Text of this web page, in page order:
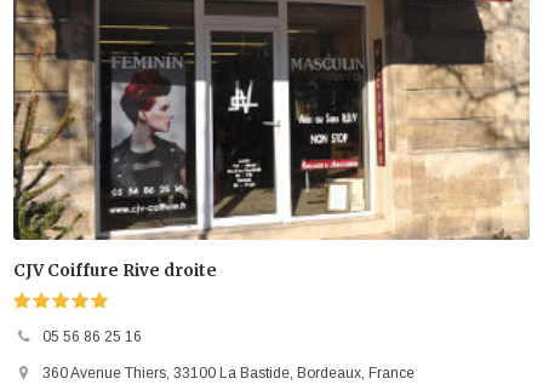
CJV Coiffure Rive droite
05 56 86 25 16
360 Avenue Thiers, 33100 La Bastide, Bordeaux, France